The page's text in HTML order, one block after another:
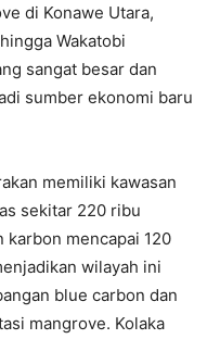
di Konawe Utara,
Wakatobi
sangat besar dan
sumber ekonomi baru
memiliki kawasan
sekitar 220 ribu
mencapai 120
wilayah ini
blue carbon dan
mangrove. Kolaka